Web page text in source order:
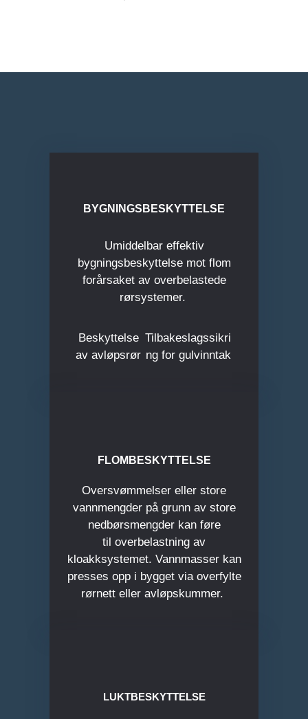
BYGNINGSBESKYTTELSE
Umiddelbar effektiv
bygningsbeskyttelse mot flom
forårsaket av overbelastede
rørsystemer.
Beskyttelse
av avløpsrør
Tilbakeslagssikri
ng for gulvinntak
FLOMBESKYTTELSE
Oversvømmelser eller store
vannmengder på grunn av store
nedbørsmengder kan føre
til overbelastning av
kloakksystemet. Vannmasser kan
presses opp i bygget via overfylte
rørnett eller avløpskummer.
LUKTBESKYTTELSE